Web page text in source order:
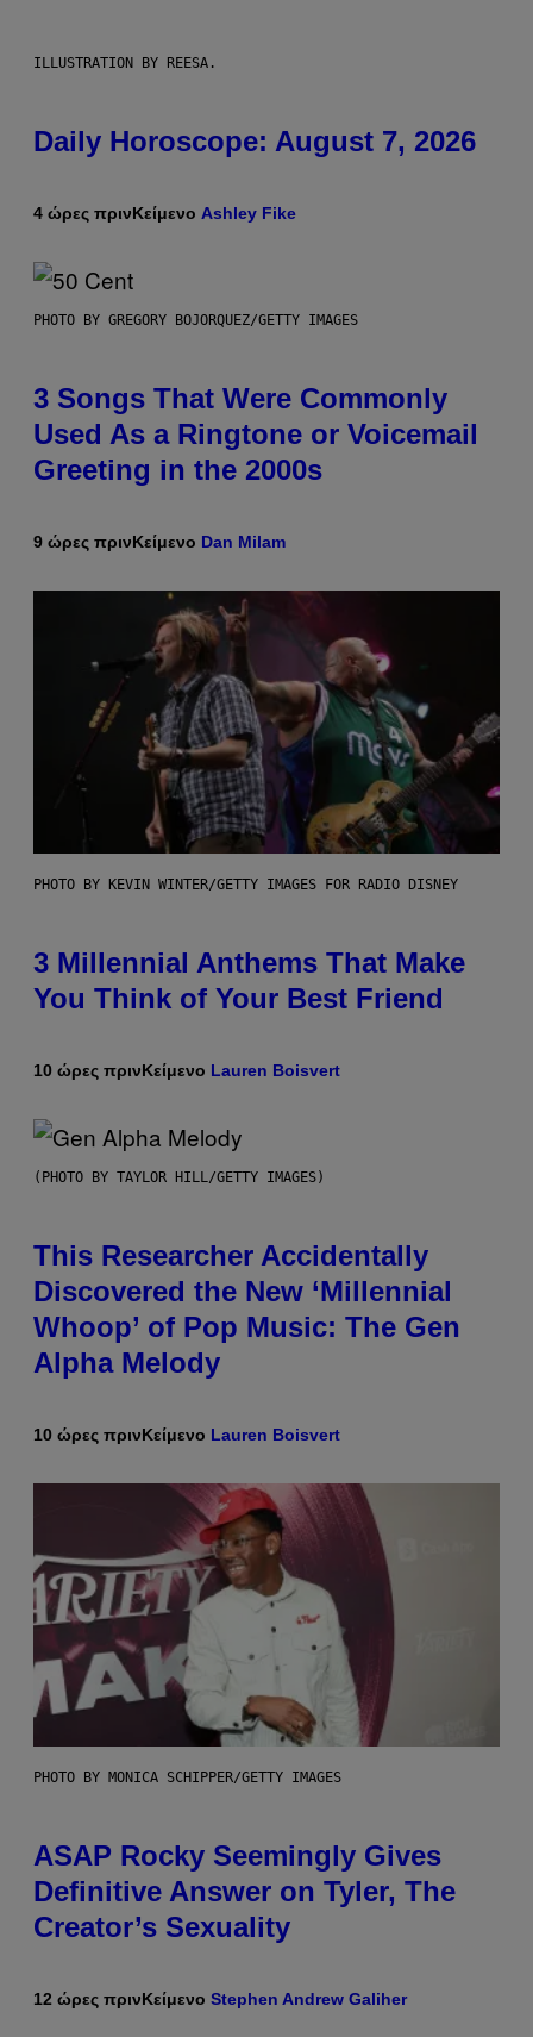
ILLUSTRATION BY REESA.
Daily Horoscope: August 7, 2026
4 ώρες πρινΚείμενο Ashley Fike
PHOTO BY GREGORY BOJORQUEZ/GETTY IMAGES
3 Songs That Were Commonly
Used As a Ringtone or Voicemail
Greeting in the 2000s
9 ώρες πρινΚείμενο Dan Milam
PHOTO BY KEVIN WINTER/GETTY IMAGES FOR RADIO DISNEY
3 Millennial Anthems That Make
You Think of Your Best Friend
10 ώρες πρινΚείμενο Lauren Boisvert
(PHOTO BY TAYLOR HILL/GETTY IMAGES)
This Researcher Accidentally
Discovered the New ‘Millennial
Whoop’ of Pop Music: The Gen
Alpha Melody
10 ώρες πρινΚείμενο Lauren Boisvert
PHOTO BY MONICA SCHIPPER/GETTY IMAGES
ASAP Rocky Seemingly Gives
Definitive Answer on Tyler, The
Creator’s Sexuality
12 ώρες πρινΚείμενο Stephen Andrew Galiher